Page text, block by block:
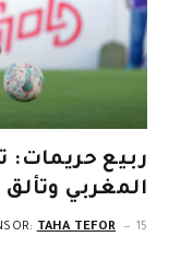
ربيع حريمات:
المغربي
TAHA TEFOR 15 سبتمبر، 2025